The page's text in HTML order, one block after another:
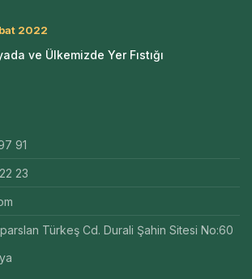
2022
ve Ülkemizde Yer Fıstığı
91
23
Türkeş Cd. Durali Şahin Sitesi No:60